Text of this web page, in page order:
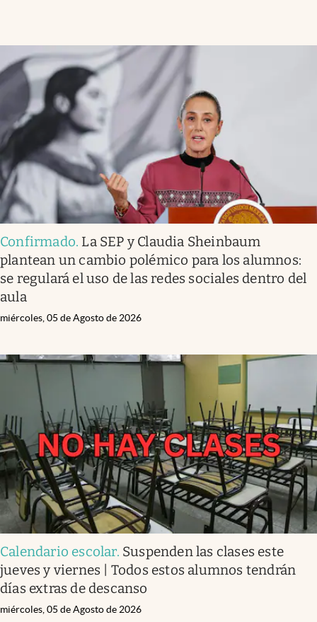
Confirmado. La SEP y Claudia Sheinbaum
plantean un cambio polémico para los alumnos:
se regulará el uso de las redes sociales dentro del
aula
miércoles, 05 de Agosto de 2026
Calendario escolar. Suspenden las clases este
jueves y viernes | Todos estos alumnos tendrán
días extras de descanso
miércoles, 05 de Agosto de 2026